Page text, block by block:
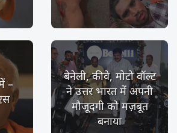
–
बेनेली, कीवे, मोटो वॉल्ट
ने उत्तर भारत में अपनी
मौजूदगी को मज़बूत
बनाया